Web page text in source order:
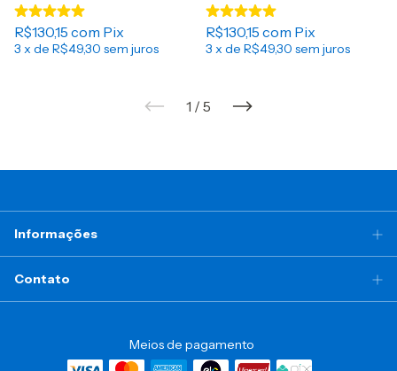
R$130,15 com Pix
3 x de R$49,30 sem juros
R$130,15 com Pix
3 x de R$49,30 sem juros
1 / 5
Informações
Contato
Meios de pagamento